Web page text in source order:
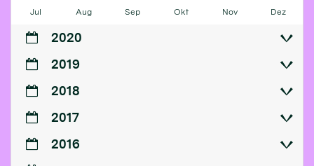
Jul Aug Sep Okt Nov Dez
2020
2019
2018
2017
2016